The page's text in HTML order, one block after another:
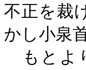
不正を裁
かし小泉
もとよ